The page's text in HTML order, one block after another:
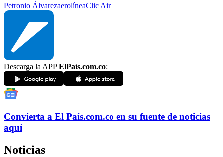
Petronio ÁlvarezaerolíneaClic Air
Descarga la APPElPaís.com.co:
Convierta a El País.com.co en su fuente de noticias
aquí
Noticias